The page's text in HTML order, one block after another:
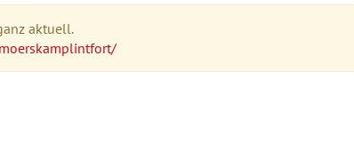
aktuell.